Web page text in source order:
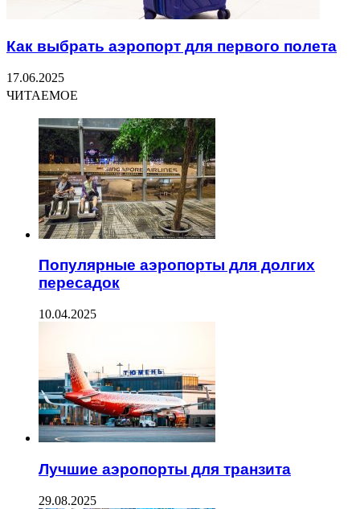
Как выбрать аэропорт для первого полета
17.06.2025
ЧИТАЕМОЕ
Популярные аэропорты для долгих
пересадок
10.04.2025
Лучшие аэропорты для транзита
29.08.2025